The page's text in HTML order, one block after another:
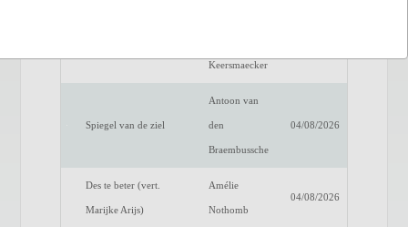
Keersmaecker
Spiegel van de ziel
Antoon van
den
Braembussche
04/08/2026
Des te beter (vert.
Marijke Arijs)
Amélie
Nothomb
04/08/2026